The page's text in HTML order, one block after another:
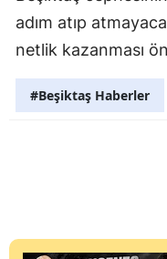
adım atıp
netlik kazanması
#Beşiktaş Haberler